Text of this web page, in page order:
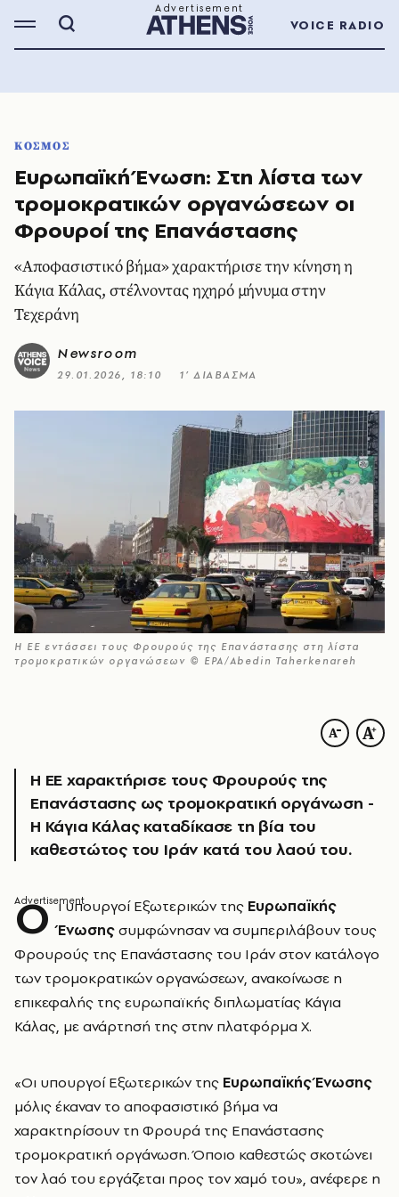
VOICE RADIO
ΚΟΣΜΟΣ
Ευρωπαϊκή Ένωση: Στη λίστα των
τρομοκρατικών οργανώσεων οι
Φρουροί της Επανάστασης
«Αποφασιστικό βήμα» χαρακτήρισε την κίνηση η
Κάγια Κάλας, στέλνοντας ηχηρό μήνυμα στην
Τεχεράνη
Newsroom
29.01.2026, 18:10 1’ ΔΙΑΒΑΣΜΑ
Η ΕΕ εντάσσει τους Φρουρούς της Επανάστασης στη λίστα
τρομοκρατικών οργανώσεων © EPA/Abedin Taherkenareh
Η ΕΕ χαρακτήρισε τους Φρουρούς της
Επανάστασης ως τρομοκρατική οργάνωση -
Η Κάγια Κάλας καταδίκασε τη βία του
καθεστώτος του Ιράν κατά του λαού του.
Ο ι υπουργοί Εξωτερικών της Ευρωπαϊκής
Ένωσηςσυμφώνησαν να συμπεριλάβουν τους
Φρουρούς της Επανάστασης του Ιράν στον κατάλογο
των τρομοκρατικών οργανώσεων, ανακοίνωσε η
επικεφαλής της ευρωπαϊκής διπλωματίας Κάγια
Κάλας, με ανάρτησή της στην πλατφόρμα Χ.
«Οι υπουργοί Εξωτερικών της Ευρωπαϊκής Ένωσης
μόλις έκαναν το αποφασιστικό βήμα να
χαρακτηρίσουν τη Φρουρά της Επανάστασης
τρομοκρατική οργάνωση. Όποιο καθεστώς σκοτώνει
τον λαό του εργάζεται προς τον χαμό του», ανέφερε η